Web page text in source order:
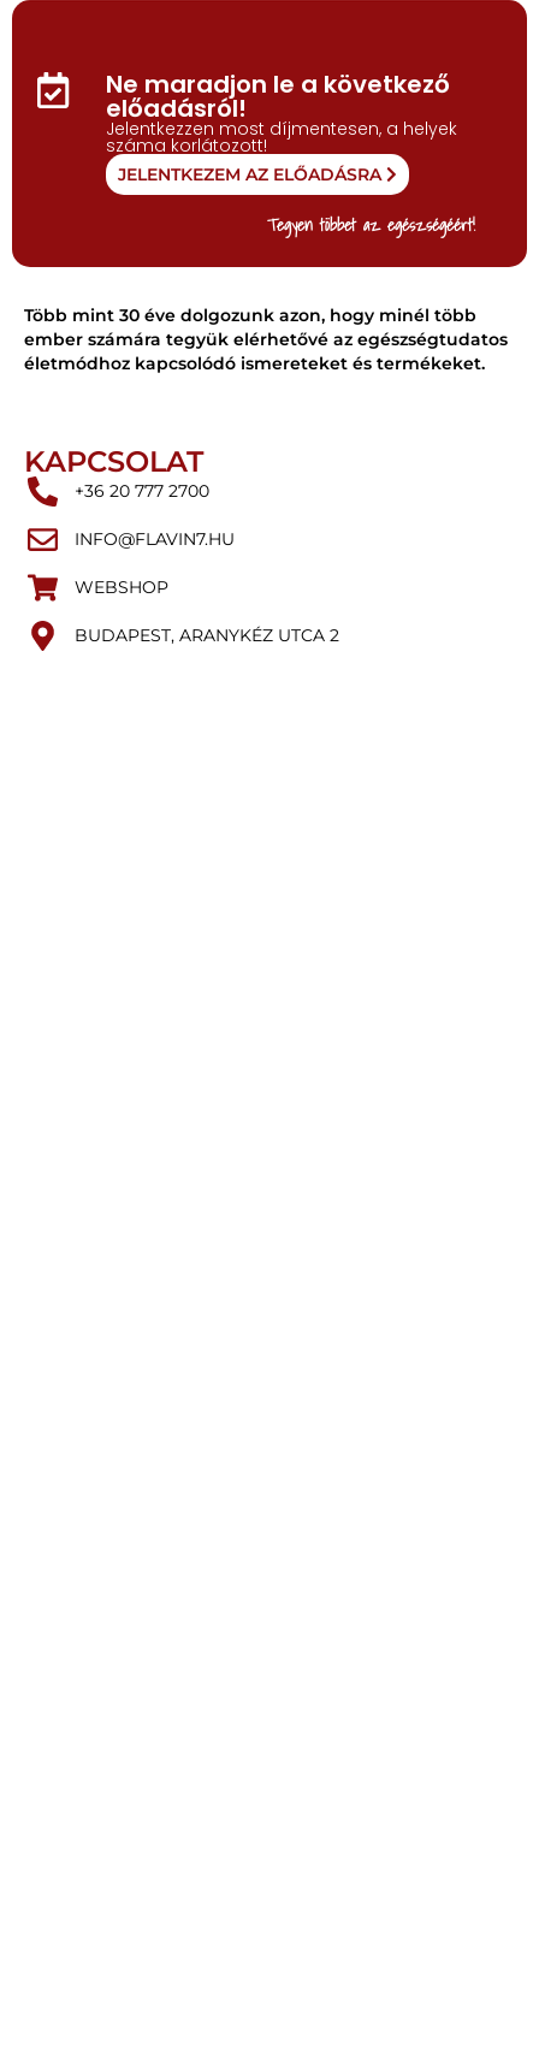
Tegyen többet az egészségéért!
Ne maradjon le a következő
előadásról!
Jelentkezzen most díjmentesen, a helyek
száma korlátozott!
JELENTKEZEM AZ ELŐADÁSRA
Több mint 30 éve dolgozunk azon, hogy minél több
ember számára tegyük elérhetővé az egészségtudatos
életmódhoz kapcsolódó ismereteket és termékeket.
KAPCSOLAT
+36 20 777 2700
INFO@FLAVIN7.HU
WEBSHOP
BUDAPEST, ARANYKÉZ UTCA 2